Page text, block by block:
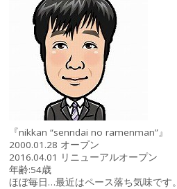
『nikkan “senndai no ramenman”』
2000.01.28 オープン
2016.04.01 リニューアルオープン
年齢:54歳
ほぼ毎日…最近はペース落ち気味です。